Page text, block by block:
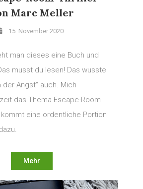
Marc Meller
15. November 2020
man dieses eine Buch und
musst du lesen! Das wusste
der Angst“ auch. Mich
das Thema Escape-Room
eine ordentliche Portion
Mehr